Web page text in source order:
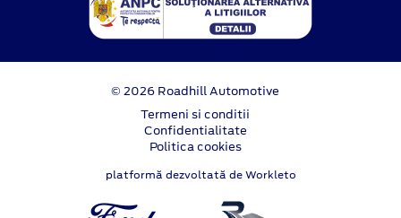
© 2026 Roadhill Automotive
Termeni si conditii
Confidentialitate
Politica cookies
platformă dezvoltată de Workleto